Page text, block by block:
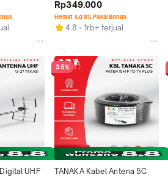
STB Siaran TV Digital
Garansi Resmi 1 Tahun
Rp349.000
Hemat s.d 8% Pakai Bonus
4.8 1rb+ terjual
UHF
35%
TANAKA Kabel Antena 5C